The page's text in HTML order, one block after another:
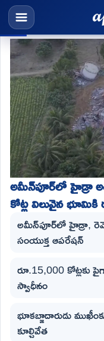
అమీన్‌పూర్‌లో హైడ్రా
కోట్ల విలువైన భూమికి
అమీన్‌పూర్‌లో హైడ్రా,
సంయుక్త ఆపరేషన్
రూ.15,000 కోట్లకు
స్వాధీనం
భూకబ్జాదారుడు
కూల్చివేత